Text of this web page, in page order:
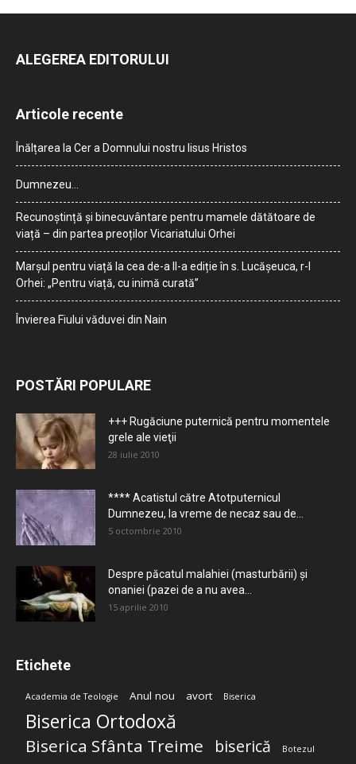
ALEGEREA EDITORULUI
Articole recente
Înălțarea la Cer a Domnului nostru Iisus Hristos
Dumnezeu…
Recunoștință și binecuvântare pentru mamele dătătoare de
viață – din partea preoților Vicariatului Orhei
Marșul pentru viață la cea de-a II-a ediție în s. Lucășeuca, r-l
Orhei: „Pentru viață, cu inimă curată”
Învierea Fiului văduvei din Nain
POSTĂRI POPULARE
+++ Rugăciune puternică pentru momentele
grele ale vieţii
28 iulie 2010
**** Acatistul către Atotputernicul
Dumnezeu, la vreme de necaz sau de...
5 octombrie 2010
Despre păcatul malahiei (masturbării) şi
onaniei (pazei de a nu avea...
15 aprilie 2010
Etichete
Academia de Teologie Anul nou avort Biserica
Biserica Ortodoxă
Biserica Sfânta Treime biserică Botezul